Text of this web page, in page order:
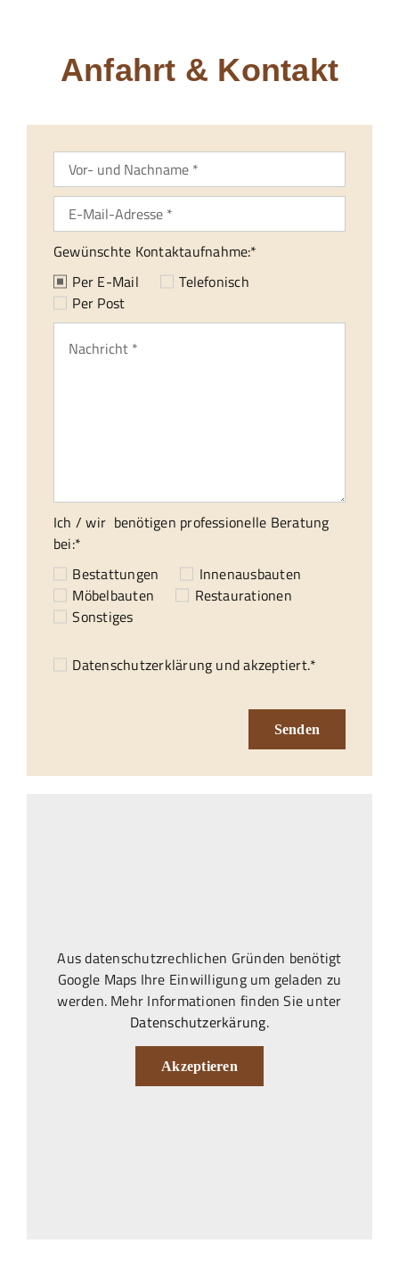
Anfahrt & Kontakt
Aus datenschutzrechlichen Gründen benötigt
Google Maps Ihre Einwilligung um geladen zu
werden. Mehr Informationen finden Sie unter
Datenschutzerkärung.
Akzeptieren
Gewünschte Kontaktaufnahme:*
Per E-Mail
Telefonisch
Per Post
Ich / wir benötigen professionelle Beratung
bei:*
Bestattungen
Innenausbauten
Möbelbauten
Restaurationen
Sonstiges
Datenschutzerklärung und akzeptiert.*
Senden